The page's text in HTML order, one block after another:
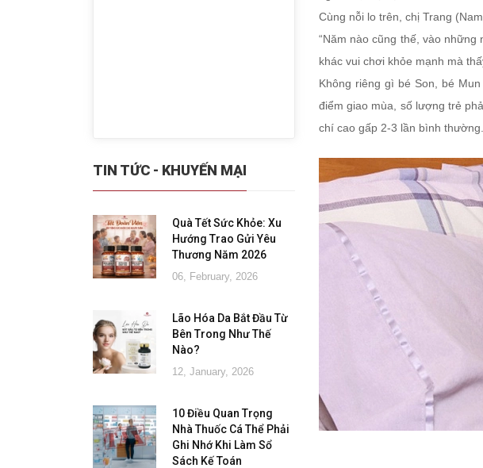
Cùng nỗi lo trên, chị Trang
“Năm nào cũng thế, vào
khác vui chơi khỏe mạnh mà
Không riêng gì bé Son, bé
điểm giao mùa, số lượng trẻ
chí cao gấp 2-3 lần bình thường.
TIN TỨC - KHUYẾN MẠI
Quà Tết Sức Khỏe: Xu
Hướng Trao Gửi Yêu
Thương Năm 2026
06, February, 2026
Lão Hóa Da Bắt Đầu Từ
Bên Trong Như Thế
Nào?
12, January, 2026
10 Điều Quan Trọng
Nhà Thuốc Cá Thể Phải
Ghi Nhớ Khi Làm Sổ
Sách Kế Toán